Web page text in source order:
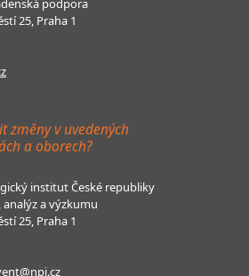
podpora
25, Praha 1
změny v uvedených
a oborech?
institut České republiky
a výzkumu
25, Praha 1